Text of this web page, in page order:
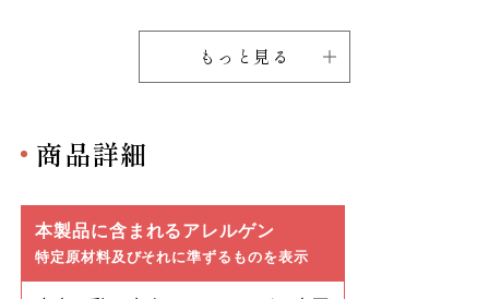
もっと見る
商品詳細
本製品に含まれるアレルゲン
特定原材料及びそれに準ずるものを表示